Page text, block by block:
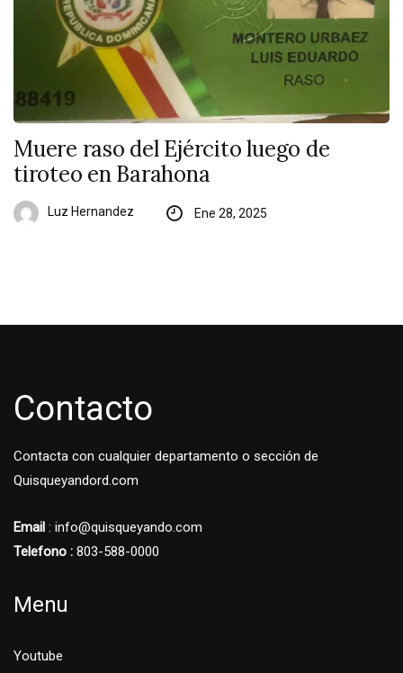
Muere raso del Ejército luego de
tiroteo en Barahona
Luz Hernandez Ene 28, 2025
Contacto
Contacta con cualquier departamento o sección de
Quisqueyandord.com
Email : info@quisqueyando.com
Telefono : 803-588-0000
Menu
Youtube